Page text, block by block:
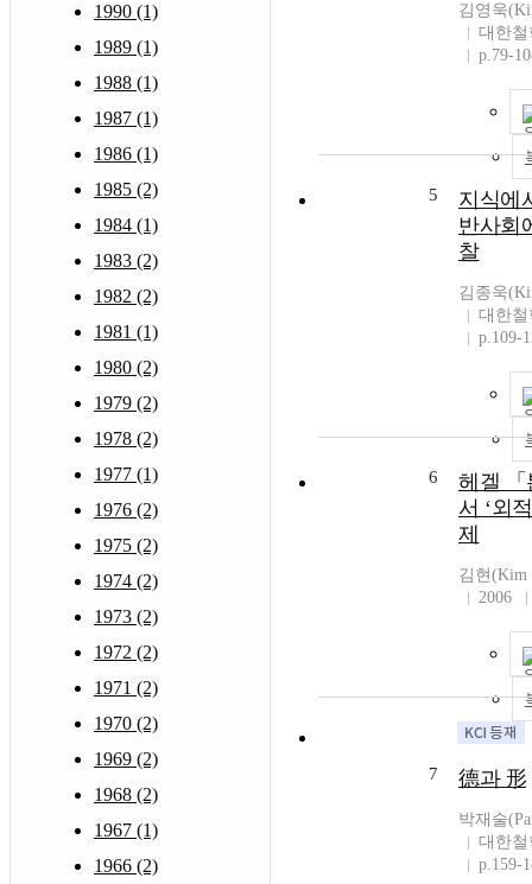
1990 (1)
1989 (1)
1988 (1)
1987 (1)
1986 (1)
1985 (2)
1984 (1)
1983 (2)
1982 (2)
1981 (1)
1980 (2)
1979 (2)
1978 (2)
1977 (1)
1976 (2)
1975 (2)
1974 (2)
1973 (2)
1972 (2)
1971 (2)
1970 (2)
1969 (2)
1968 (2)
1967 (1)
1966 (2)
김영욱
대한철
p.79-
5
지식에
반사회
찰
김종욱
대한철
p.109-
6
헤겔 「
서 ‘외
제
김현(Kim
2006
7 德과 形
박재술
대한철
p.159-